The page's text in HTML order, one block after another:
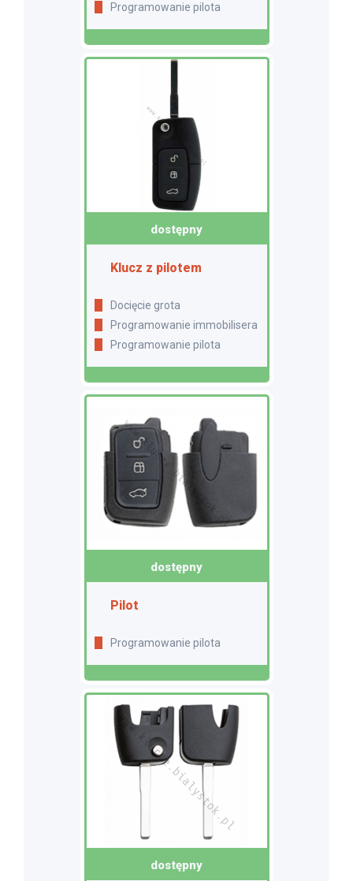
Programowanie pilota
dostępny
Klucz z pilotem
Docięcie grota
Programowanie immobilisera
Programowanie pilota
dostępny
Pilot
Programowanie pilota
dostępny